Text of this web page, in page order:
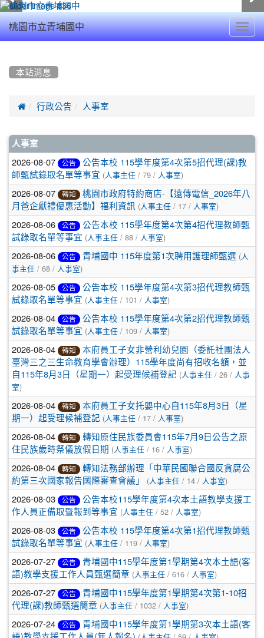
桃園市立青埔國中
本站消息
 行政公告 人事室
文
章
列
表
人事室
2026-08-07 公告
公告本校 115學年度第4次第5招代理(課)教
師甄試錄取名單等事宜 (人事主任 / 79 / 人事室)
2026-08-07 轉知
桃園市政府特約商店-【遠傳電信_2026年八
月爸企獻禮優惠活動】福利資訊 (人事主任 / 17 / 人事室)
2026-08-06 公告
公告本校 115學年度第4次第4招代理教師甄
試錄取名單等事宜 (人事主任 / 88 / 人事室)
2026-08-06 公告 青埔國中 115年度第1次聘用護理師甄選 (人
事主任 / 68 / 人事室)
2026-08-05 公告
公告本校 115學年度第4次第3招代理教師甄
試錄取名單等事宜 (人事主任 / 101 / 人事室)
2026-08-04 公告
公告本校 115學年度第4次第2招代理教師甄
試錄取名單等事宜 (人事主任 / 109 / 人事室)
2026-08-04 轉知
本府員工子女非營利幼兒園（委託社團法人
臺灣三之三生命教育學會辦理）115學年度尚有招收名額，並
自115年8月3日（星期一）起受理候補登記 (人事主任 / 26 / 人事
室)
2026-08-04 轉知
本府員工子女托嬰中心自115年8月3日（星
期一）起受理候補登記 (人事主任 / 17 / 人事室)
2026-08-04 轉知
轉知原住民族委員會115年7月9日公告之原
住民族歲時祭儀放假日期 (人事主任 / 16 / 人事室)
2026-08-04 轉知
轉知法務部辦理「中華民國聯合國反貪腐公
約第三次國家報告國際審查會議」
(人事主任 / 14 / 人事室)
2026-08-03 公告
公告本校115學年度第4次本土語教學支援工
作人員正備取暨報到等事宜 (人事主任 / 52 / 人事室)
2026-08-03 公告
公告本校 115學年度第4次第1招代理教師甄
試錄取名單等事宜 (人事主任 / 119 / 人事室)
2026-07-27 公告
青埔國中115學年度第1學期第4次本土語(客
語)教學支援工作人員甄選簡章 (人事主任 / 616 / 人事室)
2026-07-27 公告
青埔國中115學年度第1學期第4次第1-10招
代理(課)教師甄選簡章 (人事主任 / 1032 / 人事室)
2026-07-24 公告
青埔國中115學年度第1學期第3次本土語(客